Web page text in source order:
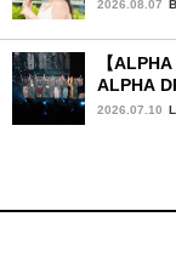
2026.08.07
【
ALPHA
2026.07.10